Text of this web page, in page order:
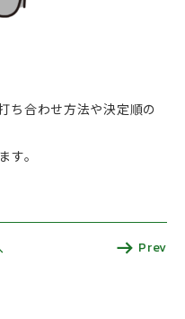
ち合わせ方法や決定順の
。
Prev